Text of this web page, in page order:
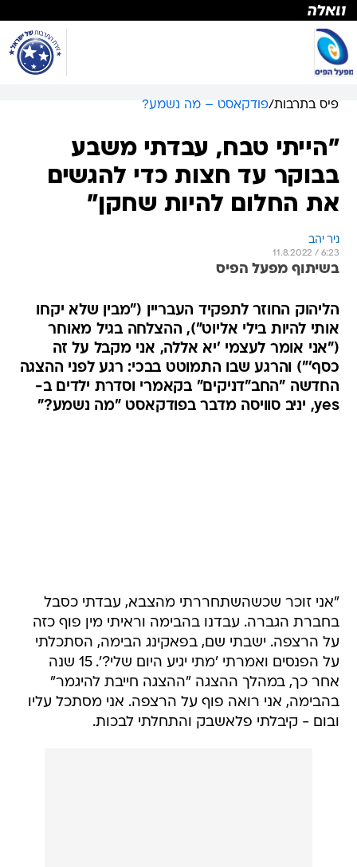
פיס בתרבות/פודקאסט – מה נשמע?
"הייתי טבח, עבדתי משבע
בבוקר עד חצות כדי להגשים
את החלום להיות שחקן"
ניר יהב
11.8.2022 / 6:23
בשיתוף מפעל הפיס
הליהוק החוזר לתפקיד העבריין ("מבין שלא יקחו
אותי להיות בילי אליוט"), ההצלחה בגיל מאוחר
("אני אומר לעצמי 'יא אללה, אני מקבל על זה
כסף'") והרגע שבו התמוטט בבכי: רגע לפני ההצגה
החדשה "החב"דניקים" בקאמרי וסדרת ילדים ב-
yes, יניב סוויסה מדבר בפודקאסט "מה נשמע?"
"אני זוכר שכשהשתחררתי מהצבא, עבדתי כסבל
בחברת הגברה. עבדנו בהבימה וראיתי מין פוף כזה
על הרצפה. ישבתי שם, בפאקינג הבימה, הסתכלתי
על הפנסים ואמרתי 'מתי יגיע היום שלי?'. 15 שנה
אחר כך, במהלך ההצגה "ההצגה חייבת להיגמר"
בהבימה, אני רואה פוף על הרצפה. אני מסתכל עליו
ובום - קיבלתי פלאשבק והתחלתי לבכות.